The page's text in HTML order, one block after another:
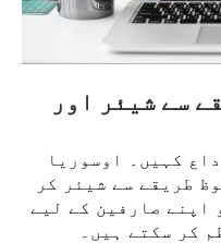
سے شیئر اور
کہیں۔ اوسوریا
طریقے سے شیئر کر
اپنے صارفین کے لیے
کر سکتے ہیں۔